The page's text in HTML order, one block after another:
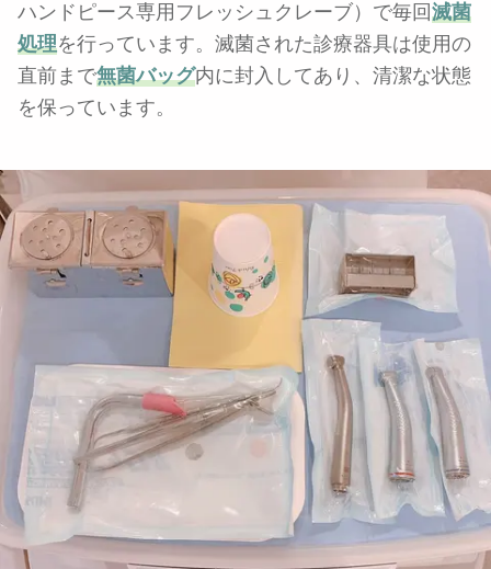
ハンドピース専用フレッシュクレーブ）で毎回滅菌
処理を行っています。滅菌された診療器具は使用の
直前まで無菌バッグ内に封入してあり、清潔な状態
を保っています。